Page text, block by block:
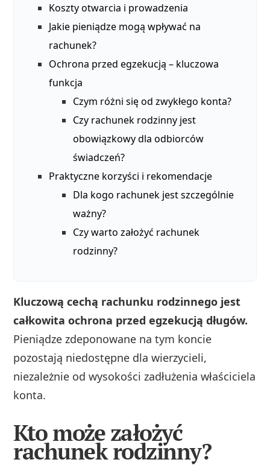
Koszty otwarcia i prowadzenia
Jakie pieniądze mogą wpływać na
rachunek?
Ochrona przed egzekucją – kluczowa
funkcja
Czym różni się od zwykłego konta?
Czy rachunek rodzinny jest
obowiązkowy dla odbiorców
świadczeń?
Praktyczne korzyści i rekomendacje
Dla kogo rachunek jest szczególnie
ważny?
Czy warto założyć rachunek
rodzinny?
Kluczową cechą rachunku rodzinnego jest
całkowita ochrona przed egzekucją długów.
Pieniądze zdeponowane na tym koncie
pozostają niedostępne dla wierzycieli,
niezależnie od wysokości zadłużenia właściciela
konta.
Kto może założyć
rachunek rodzinny?